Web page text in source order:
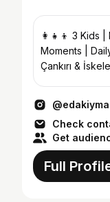
👩‍👧‍👦 3 Kids
Moments |
Çankırı &
Check
Get
Full